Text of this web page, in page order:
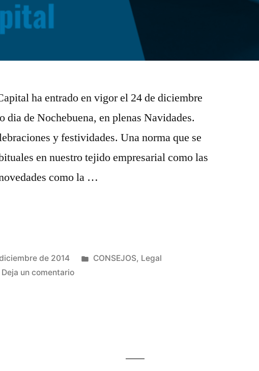
ha entrado en vigor el 24 de diciembre
dia de Nochebuena, en plenas Navidades.
y festividades. Una norma que se
en nuestro tejido empresarial como las
como la …
de 2014
Publicado
CONSEJOS, Legal
Deja un comentarioen